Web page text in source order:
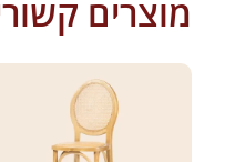
מוצרים